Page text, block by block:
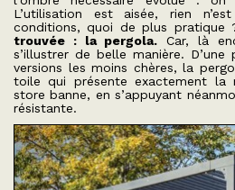
L’utilisation est aisée, rien
conditions, quoi de plus pratique
trouvée : la pergola. Car, là
s’illustrer de belle manière.
versions les moins chères, la
toile qui présente exactement la
store banne, en s’appuyant
résistante.